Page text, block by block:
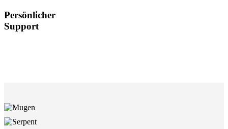
Persönlicher
Support